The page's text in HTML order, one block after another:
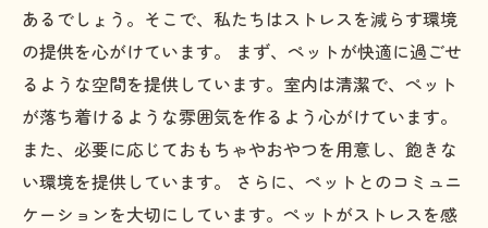
あるでしょう。そこで、私たちはストレスを減らす環境
の提供を心がけています。 まず、ペットが快適に過ごせ
るような空間を提供しています。室内は清潔で、ペット
が落ち着けるような雰囲気を作るよう心がけています。
また、必要に応じておもちゃやおやつを用意し、飽きな
い環境を提供しています。 さらに、ペットとのコミュニ
ケーションを大切にしています。ペットがストレスを感